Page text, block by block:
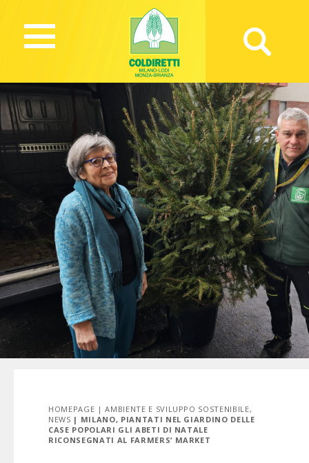
HOMEPAGE |AMBIENTE E SVILUPPO SOSTENIBILE,
NEWS | MILANO, PIANTATI NEL GIARDINO DELLE
CASE POPOLARI GLI ABETI DI NATALE
RICONSEGNATI AL FARMERS’ MARKET